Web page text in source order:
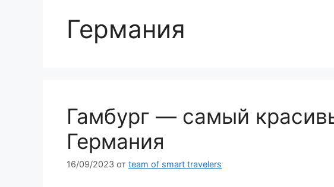
Германия
Гамбург — самый
Германия
16/09/2023 от team of smart travelers